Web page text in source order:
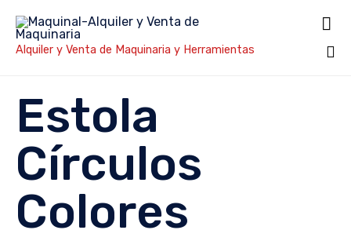
Alquiler y Venta de Maquinaria y Herramientas

Estola
Círculos
Colores